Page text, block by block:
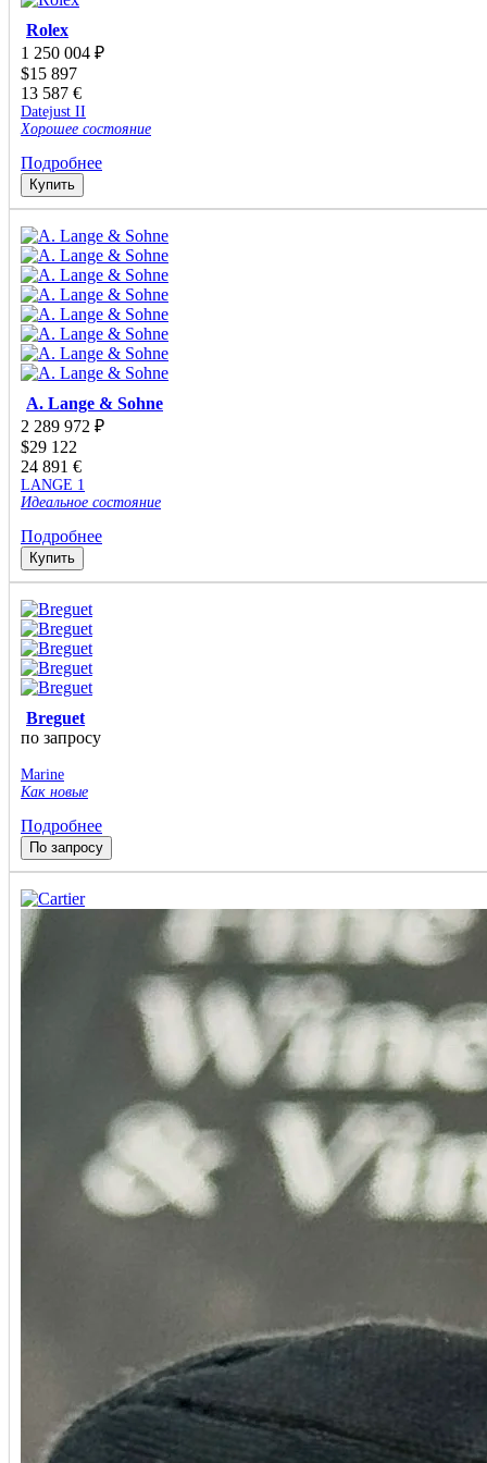
Tiffany&Co
Tranquilli
Tudor
U-BOAT
Ulysse Nardin
Union Glashütte
Urwerk
UTOPIA
Vacheron Constantin
Van Cleef & Arpels
Zenith
Палех
Стиль Mikimoto
Федоскино
Rolex
1 250 004 ₽
$15 897
13 587 €
Datejust II
Хорошее состояние
Подробнее
Купить
A. Lange & Sohne
2 289 972 ₽
$29 122
24 891 €
LANGE 1
Идеальное состояние
Подробнее
Купить
Breguet
по запросу
Marine
Как новые
Подробнее
По запросу